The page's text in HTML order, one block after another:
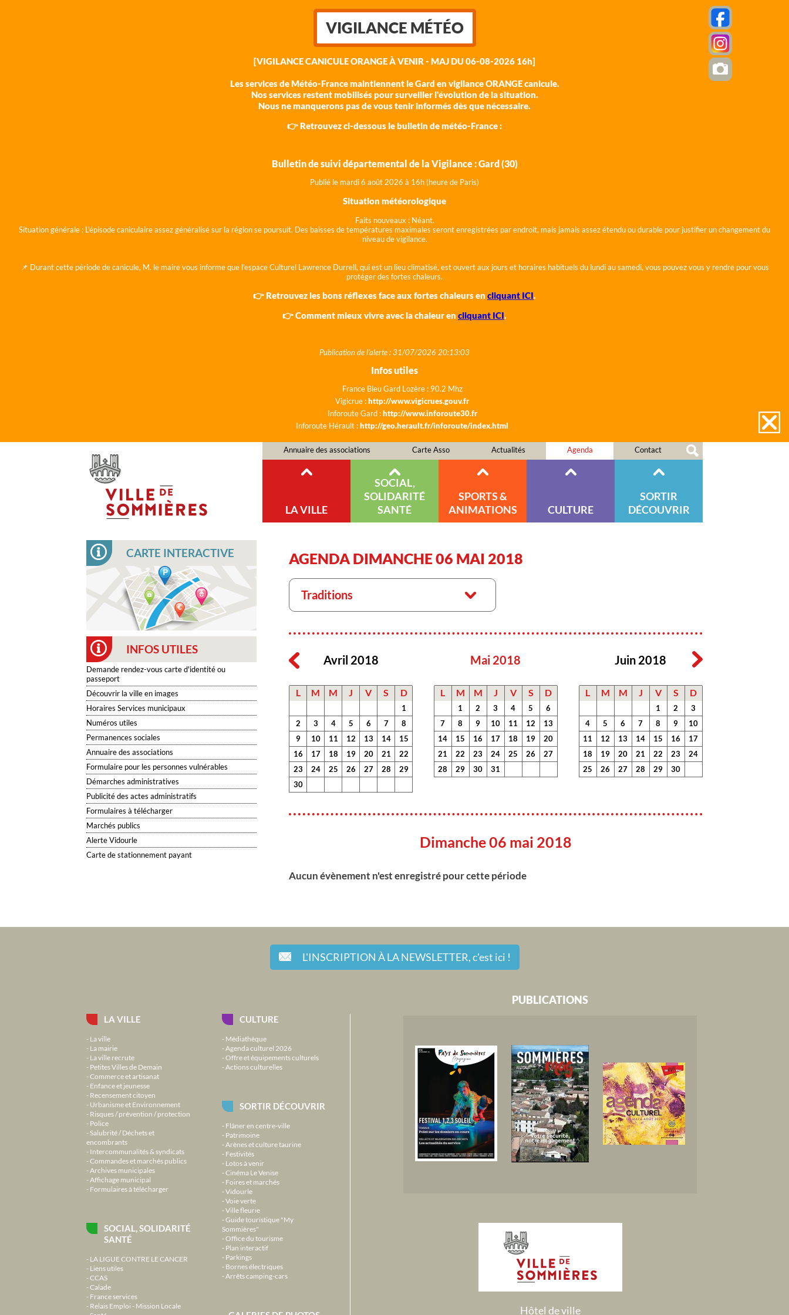
VIGILANCE MÉTÉO
[VIGILANCE CANICULE ORANGE À VENIR - MAJ DU 06-08-2026 16h]
Les services de Météo-France maintiennent le Gard en vigilance ORANGE canicule.
Nos services restent mobilisés pour surveiller l'évolution de la situation.
Nous ne manquerons pas de vous tenir informés dès que nécessaire.
👉 Retrouvez ci-dessous le bulletin de météo-France :
Bulletin de suivi départemental de la Vigilance : Gard (30)
Publié le mardi 6 août 2026 à 16h (heure de Paris)
Situation météorologique
Faits nouveaux : Néant.
Situation générale : L'épisode caniculaire assez généralisé sur la région se poursuit. Des baisses de températures maximales seront enregistrées par endroit, mais jamais assez étendu ou durable pour justifier un changement du
niveau de vigilance.
📌 Durant cette période de canicule, M. le maire vous informe que l'espace Culturel Lawrence Durrell, qui est un lieu climatisé, est ouvert aux jours et horaires habituels du lundi au samedi, vous pouvez vous y rendre pour vous
protéger des fortes chaleurs.
👉 Retrouvez les bons réflexes face aux fortes chaleurs en cliquant ICI.
👉 Comment mieux vivre avec la chaleur en cliquant ICI.
Publication de l'alerte : 31/07/2026 20:13:03
Infos utiles
France Bleu Gard Lozère : 90.2 Mhz
Vigicrue :http://www.vigicrues.gouv.fr
Inforoute Gard :http://www.inforoute30.fr
Inforoute Hérault :http://geo.herault.fr/inforoute/index.html
Annuaire des associations Carte Asso Actualités Agenda Contact
LA VILLE
SOCIAL,
SOLIDARITÉ
SANTÉ
SPORTS &
ANIMATIONS
CULTURE
SORTIR
DÉCOUVRIR
CARTE INTERACTIVE
INFOS UTILES
Demande rendez-vous carte d'identité ou
passeport
Découvrir la ville en images
Horaires Services municipaux
Numéros utiles
Permanences sociales
Annuaire des associations
Formulaire pour les personnes vulnérables
Démarches administratives
Publicité des actes administratifs
Formulaires à télécharger
Marchés publics
Alerte Vidourle
Carte de stationnement payant
AGENDA DIMANCHE 06 MAI 2018
Traditions
Avril 2018
L M M J V S D
1
2
3 4 5 6 7
8
9
10 11 12 13 14
15
16
17 18 19 20 21
22
23
24 25 26 27 28
29
30
Mai 2018
L M M J V S D
1 2 3 4 5
6
7
8 9 10 11 12
13
14
15 16 17 18 19
20
21
22 23 24 25 26
27
28
29 30 31
Juin 2018
L M M J V S D
1 2
3
4
5 6 7 8 9
10
11
12 13 14 15 16
17
18
19 20 21 22 23
24
25
26 27 28 29 30
Dimanche 06 mai 2018
Aucun évènement n'est enregistré pour cette période
L'INSCRIPTION À LA NEWSLETTER,c'est ici !
LA VILLE
La ville
La mairie
La ville recrute
Petites Villes de Demain
Commerce et artisanat
Enfance et jeunesse
Recensement citoyen
Urbanisme et Environnement
Risques / prévention / protection
Police
Salubrité / Déchets et
encombrants
Intercommunalités & syndicats
Commandes et marchés publics
Archives municipales
Affichage municipal
Formulaires à télécharger
SOCIAL, SOLIDARITÉ
SANTÉ
LA LIGUE CONTRE LE CANCER
Liens utiles
CCAS
Calade
France services
Relais Emploi - Mission Locale
CULTURE
Médiathèque
Agenda culturel 2026
Offre et équipements culturels
Actions culturelles
SORTIR DÉCOUVRIR
Flâner en centre-ville
Patrimoine
Arènes et culture taurine
Festivités
Lotos à venir
Cinéma Le Venise
Foires et marchés
Vidourle
Voie verte
Ville fleurie
Guide touristique "My
Sommières"
Office du tourisme
Plan interactif
Parkings
Bornes électriques
Arrêts camping-cars
PUBLICATIONS
Hôtel de ville